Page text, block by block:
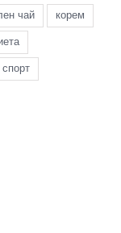
чай корем
спорт